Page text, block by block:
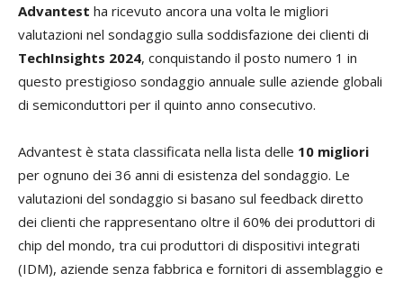
Advantest ha ricevuto ancora una volta le migliori
valutazioni nel sondaggio sulla soddisfazione dei clienti di
TechInsights 2024, conquistando il posto numero 1 in
questo prestigioso sondaggio annuale sulle aziende globali
di semiconduttori per il quinto anno consecutivo.
Advantest è stata classificata nella lista delle 10 migliori
per ognuno dei 36 anni di esistenza del sondaggio. Le
valutazioni del sondaggio si basano sul feedback diretto
dei clienti che rappresentano oltre il 60% dei produttori di
chip del mondo, tra cui produttori di dispositivi integrati
(IDM), aziende senza fabbrica e fornitori di assemblaggio e